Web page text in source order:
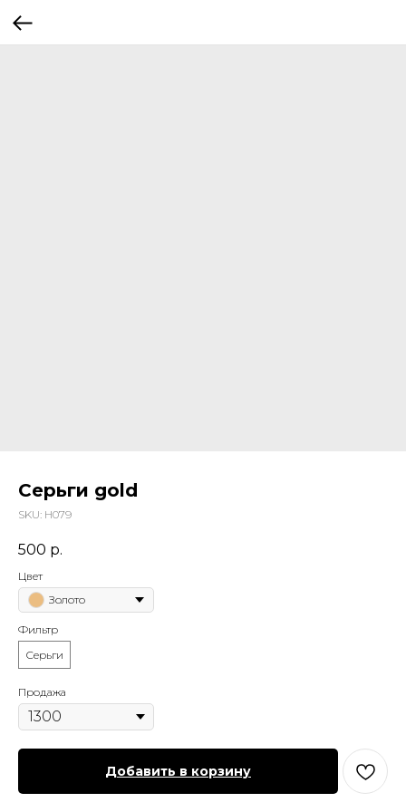
Серьги gold
SKU: Н079
500 р.
Цвет
Золото
Фильтр
Серьги
Продажа
Добавить в корзину